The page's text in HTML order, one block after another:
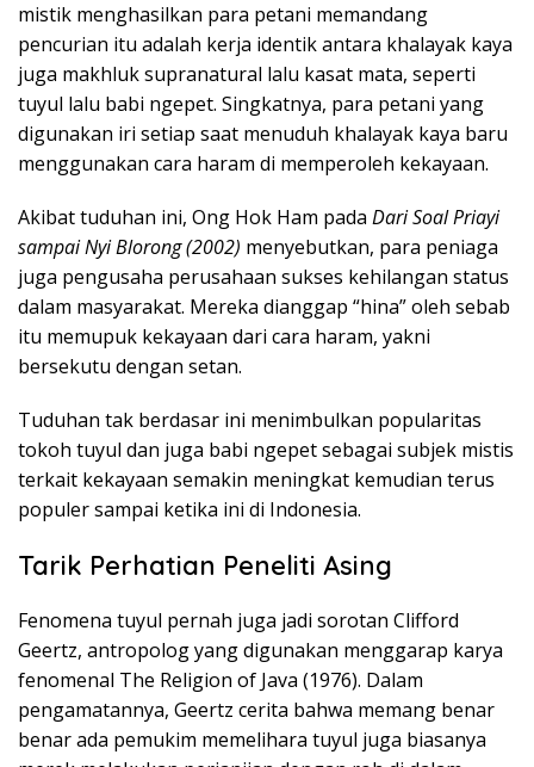
mistik menghasilkan para petani memandang
pencurian itu adalah kerja identik antara khalayak kaya
juga makhluk supranatural lalu kasat mata, seperti
tuyul lalu babi ngepet. Singkatnya, para petani yang
digunakan iri setiap saat menuduh khalayak kaya baru
menggunakan cara haram di memperoleh kekayaan.
Akibat tuduhan ini, Ong Hok Ham pada Dari Soal Priayi
sampai Nyi Blorong (2002) menyebutkan, para peniaga
juga pengusaha perusahaan sukses kehilangan status
dalam masyarakat. Mereka dianggap “hina” oleh sebab
itu memupuk kekayaan dari cara haram, yakni
bersekutu dengan setan.
Tuduhan tak berdasar ini menimbulkan popularitas
tokoh tuyul dan juga babi ngepet sebagai subjek mistis
terkait kekayaan semakin meningkat kemudian terus
populer sampai ketika ini di Indonesia.
Tarik Perhatian Peneliti Asing
Fenomena tuyul pernah juga jadi sorotan Clifford
Geertz, antropolog yang digunakan menggarap karya
fenomenal The Religion of Java (1976). Dalam
pengamatannya, Geertz cerita bahwa memang benar
benar ada pemukim memelihara tuyul juga biasanya